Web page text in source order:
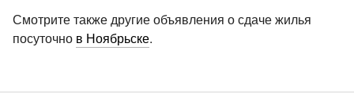
Смотрите также другие объявления о сдаче жилья
посуточно в Ноябрьске.